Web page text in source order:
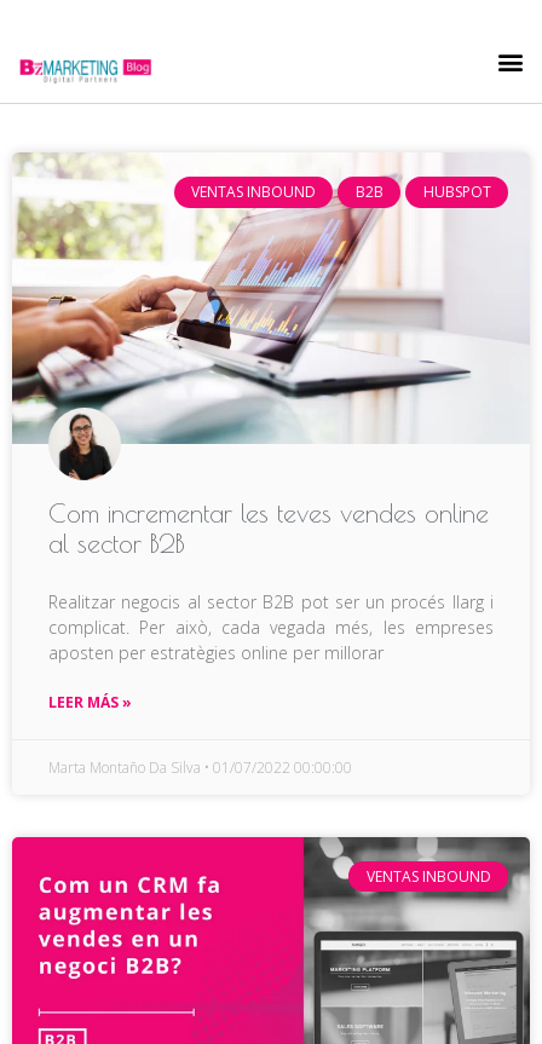
VENTAS INBOUND B2B HUBSPOT
Com incrementar les teves vendes online
al sector B2B
Realitzar negocis al sector B2B pot ser un procés llarg i
complicat. Per això, cada vegada més, les empreses
aposten per estratègies online per millorar
LEER MÁS »
Marta Montaño Da Silva 01/07/2022 00:00:00
VENTAS INBOUND